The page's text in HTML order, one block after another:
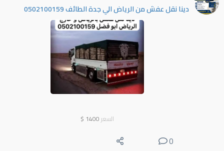
دينا نقل عفش من الرياض الي جدة الطائف 0502100159
السعر 1400
$
0